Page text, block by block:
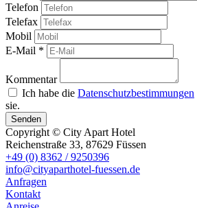
Telefon
Telefax
Mobil
E-Mail *
Kommentar
Ich habe die Datenschutzbestimmungen
sie.
Senden
Copyright © City Apart Hotel
Reichenstraße 33, 87629 Füssen
+49 (0) 8362 / 9250396
info@cityaparthotel-fuessen.de
Anfragen
Kontakt